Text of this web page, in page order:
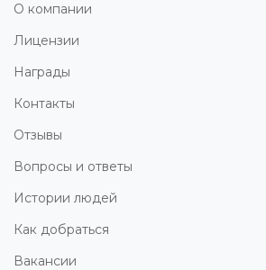
О компании
Лицензии
Награды
Контакты
Отзывы
Вопросы и ответы
Истории людей
Как добраться
Вакансии